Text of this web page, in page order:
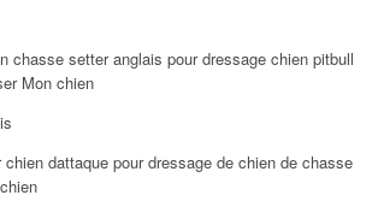
setter anglais pour dressage chien pitbull
Mon chien
dattaque pour dressage de chien de chasse